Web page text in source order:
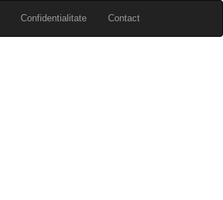
Confidentialitate Contact